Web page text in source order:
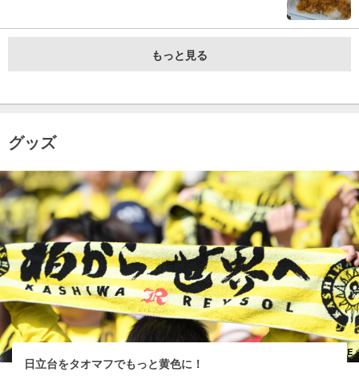
もっと見る
グッズ
日立台をタオマフでもっと黄色に！